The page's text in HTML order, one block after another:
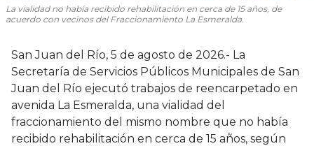
La vialidad no había recibido rehabilitación en cerca de 15 años, de
acuerdo con vecinos del Fraccionamiento La Esmeralda.
San Juan del Río, 5 de agosto de 2026.- La
Secretaría de Servicios Públicos Municipales de San
Juan del Río ejecutó trabajos de reencarpetado en
avenida La Esmeralda, una vialidad del
fraccionamiento del mismo nombre que no había
recibido rehabilitación en cerca de 15 años, según